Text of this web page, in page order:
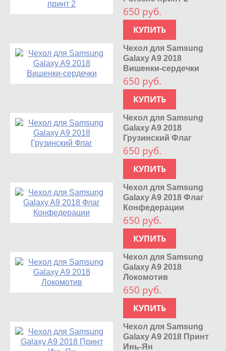
650 руб.
КУПИТЬ
Чехол для Samsung
Galaxy A9 2018
Вишенки-сердечки
650 руб.
КУПИТЬ
Чехол для Samsung
Galaxy A9 2018
Грузинский Флаг
650 руб.
КУПИТЬ
Чехол для Samsung
Galaxy A9 2018 Флаг
Конфедерации
650 руб.
КУПИТЬ
Чехол для Samsung
Galaxy A9 2018
Локомотив
650 руб.
КУПИТЬ
Чехол для Samsung
Galaxy A9 2018 Принт
Инь-Ян